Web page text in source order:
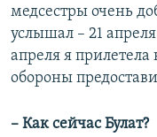
медсестры очень
услышал – 21
апреля я
обороны
–​ Как сейчас Булат?